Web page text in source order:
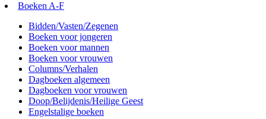
Boeken A-F
Bidden/Vasten/Zegenen
Boeken voor jongeren
Boeken voor mannen
Boeken voor vrouwen
Columns/Verhalen
Dagboeken algemeen
Dagboeken voor vrouwen
Doop/Belijdenis/Heilige Geest
Engelstalige boeken